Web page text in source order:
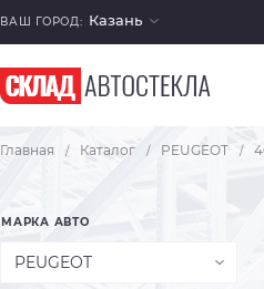
ВАШ ГОРОД: Казань
Главная / Каталог / PEUGEOT /
МАРКА АВТО
PEUGEOT